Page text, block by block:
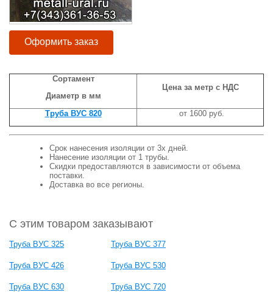
Оформить заказ
Сортамент
Диаметр в мм
Цена за метр с НДС
Труба ВУС 820 от 1600 руб.
Срок нанесения изоляции от 3х дней.
Нанесение изоляции от 1 трубы.
Скидки предоставляются в зависимости от объема
поставки.
Доставка во все регионы.
С этим товаром заказывают
Труба ВУС 325 Труба ВУС 377
Труба ВУС 426 Труба ВУС 530
Труба ВУС 630 Труба ВУС 720